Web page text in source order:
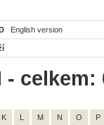
English version
- celkem:
K L M N O P